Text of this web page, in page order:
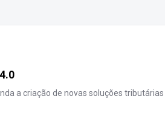
a criação de novas soluções tributárias